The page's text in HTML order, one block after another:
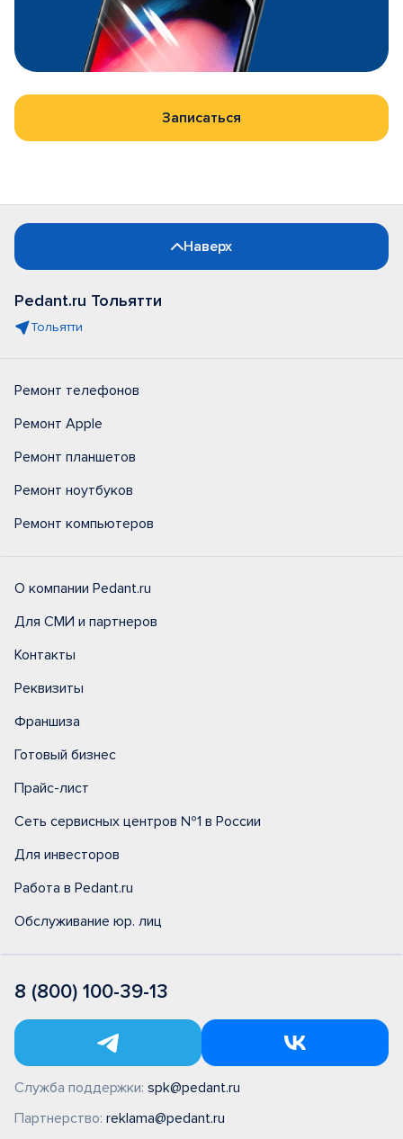
Записаться
Наверх
Pedant.ru Тольятти
Тольятти
Ремонт телефонов
Ремонт Apple
Ремонт планшетов
Ремонт ноутбуков
Ремонт компьютеров
О компании Pedant.ru
Для СМИ и партнеров
Контакты
Реквизиты
Франшиза
Готовый бизнес
Прайс-лист
Сеть сервисных центров №1 в России
Для инвесторов
Работа в Pedant.ru
Обслуживание юр. лиц
8 (800) 100-39-13
Служба поддержки: spk@pedant.ru
Партнерство: reklama@pedant.ru